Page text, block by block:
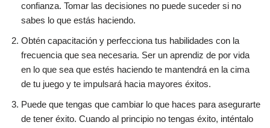
confianza. Tomar las decisiones no puede suceder si no
sabes lo que estás haciendo.
Obtén capacitación y perfecciona tus habilidades con la
frecuencia que sea necesaria. Ser un aprendiz de por vida
en lo que sea que estés haciendo te mantendrá en la cima
de tu juego y te impulsará hacia mayores éxitos.
Puede que tengas que cambiar lo que haces para asegurarte
de tener éxito. Cuando al principio no tengas éxito, inténtalo